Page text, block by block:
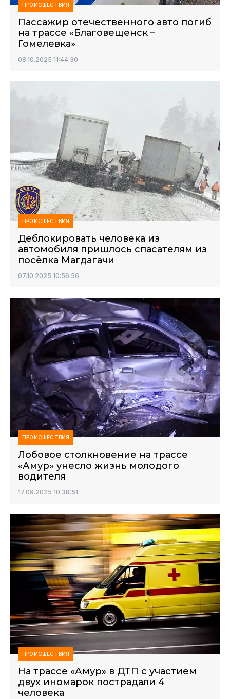
ПРОИСШЕСТВИЯ
Пассажир отечественного авто погиб
на трассе «Благовещенск –
Гомелевка»
08.10.2025 11:44:30
ПРОИСШЕСТВИЯ
Деблокировать человека из
автомобиля пришлось спасателям из
посёлка Магдагачи
07.10.2025 10:56:56
ПРОИСШЕСТВИЯ
Лобовое столкновение на трассе
«Амур» унесло жизнь молодого
водителя
17.09.2025 10:38:51
ПРОИСШЕСТВИЯ
На трассе «Амур» в ДТП с участием
двух иномарок пострадали 4
человека